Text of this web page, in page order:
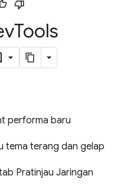
Tools
performa baru
tema terang dan gelap
Pratinjau Jaringan